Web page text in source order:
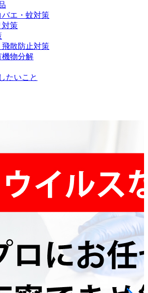
バエ・蚊対策
対策
飛散防止対策
機物分解
たいこと